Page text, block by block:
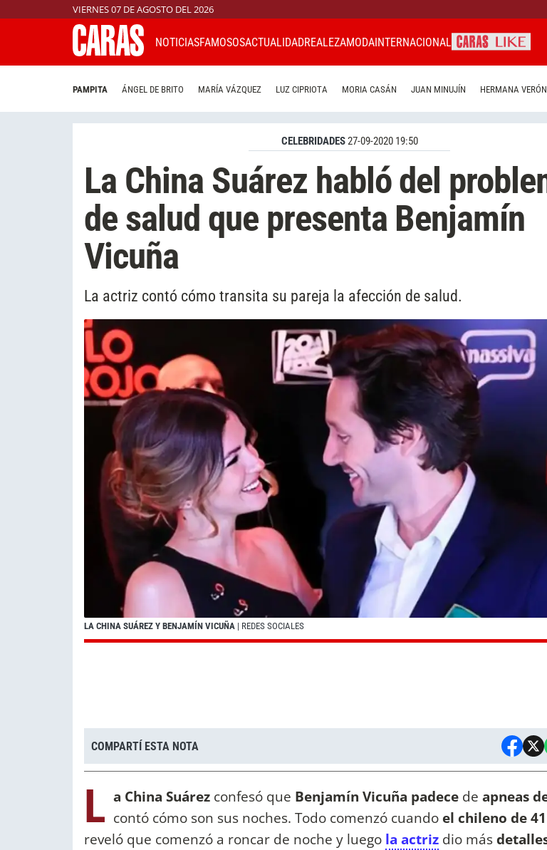
VIERNES 07 DE AGOSTO DEL 2026
NOTICIASFAMOSOSACTUALIDADREALEZAMODAINTERNACIONAL
PAMPITA ÁNGEL DE BRITO MARÍA VÁZQUEZ LUZ CIPRIOTA MORIA CASÁN JUAN MINUJÍN HERMANA
CELEBRIDADES27-09-2020 19:50
La China Suárez habló del
de salud que presenta Benjamín
Vicuña
La actriz contó cómo transita su pareja la afección de salud.
LA CHINA SUÁREZ Y BENJAMÍN VICUÑA | REDES SOCIALES
COMPARTÍ ESTA NOTA
L a China Suárez confesó que Benjamín Vicuña padece de apneas
contó cómo son sus noches. Todo comenzó cuando el chileno de
reveló que comenzó a roncar de noche y luego la actriz dio más